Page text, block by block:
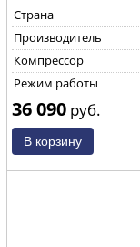
Страна
Производитель
Компрессор
Режим работы
36 090 руб.